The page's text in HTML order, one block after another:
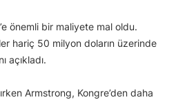
önemli bir maliyete mal oldu.
hariç 50 milyon doların üzerinde
açıkladı.
Armstrong, Kongre’den daha